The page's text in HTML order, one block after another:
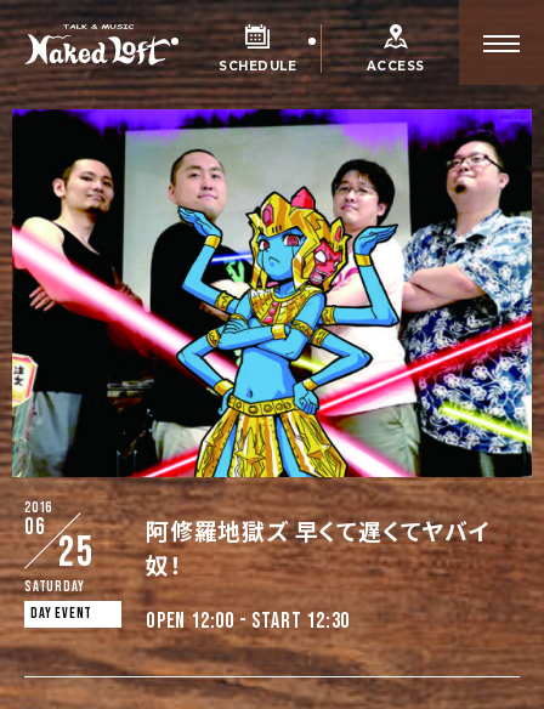
SCHEDULE ACCESS
2016
06
25
Saturday
DAY EVENT
阿修羅地獄ズ 早くて遅くてヤバイ
奴！
OPEN 12:00 - START 12:30